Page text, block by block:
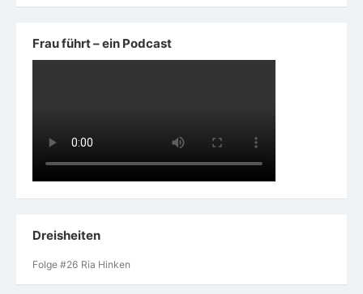
Frau führt – ein Podcast
Dreisheiten
Folge #26 Ria Hinken